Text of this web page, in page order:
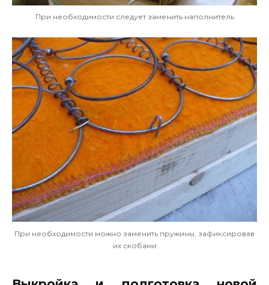
При необходимости следует заменить наполнитель
При необходимости можно заменить пружины, зафиксировав
их скобами